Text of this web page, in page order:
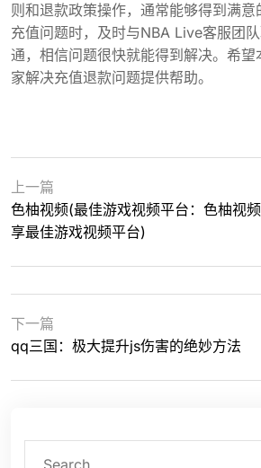
则和退款政策操作，通常能够得到满意
充值问题时，及时与NBA Live客服团
通，相信问题很快就能得到解决。希
家解决充值退款问题提供帮助。
上一篇
色柚视频(最佳游戏视频平台：色柚视
享最佳游戏视频平台)
下一篇
qq三国：极大提升js伤害的绝妙方法